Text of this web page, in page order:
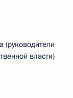
(руководители
власти)